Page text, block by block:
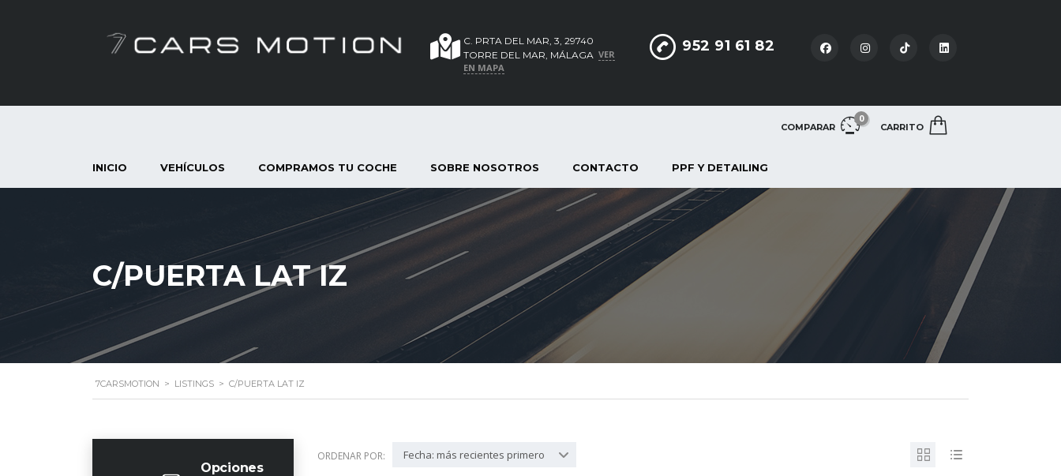
952 91 61 82
C. PRTA DEL MAR, 3, 29740
TORRE DEL MAR, MÁLAGA VER
EN MAPA
COMPARAR
0
CARRITO
INICIO VEHÍCULOS COMPRAMOS TU COCHE SOBRE NOSOTROS CONTACTO PPF Y DETAILING
C/PUERTA LAT IZ
7CARSMOTION > LISTINGS > C/PUERTA LAT IZ
Opciones
ORDENAR POR: Fecha: más recientes primero